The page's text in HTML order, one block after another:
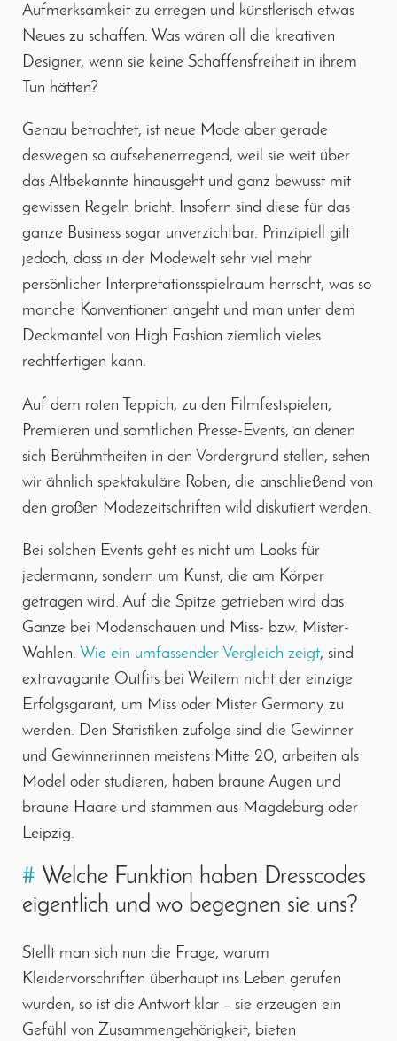
Aufmerksamkeit zu erregen und künstlerisch etwas
Neues zu schaffen. Was wären all die kreativen
Designer, wenn sie keine Schaffensfreiheit in ihrem
Tun hätten?
Genau betrachtet, ist neue Mode aber gerade
deswegen so aufsehenerregend, weil sie weit über
das Altbekannte hinausgeht und ganz bewusst mit
gewissen Regeln bricht. Insofern sind diese für das
ganze Business sogar unverzichtbar. Prinzipiell gilt
jedoch, dass in der Modewelt sehr viel mehr
persönlicher Interpretationsspielraum herrscht, was so
manche Konventionen angeht und man unter dem
Deckmantel von High Fashion ziemlich vieles
rechtfertigen kann.
Auf dem roten Teppich, zu den Filmfestspielen,
Premieren und sämtlichen Presse-Events, an denen
sich Berühmtheiten in den Vordergrund stellen, sehen
wir ähnlich spektakuläre Roben, die anschließend von
den großen Modezeitschriften wild diskutiert werden.
Bei solchen Events geht es nicht um Looks für
jedermann, sondern um Kunst, die am Körper
getragen wird. Auf die Spitze getrieben wird das
Ganze bei Modenschauen und Miss- bzw. Mister-
Wahlen. Wie ein umfassender Vergleich zeigt, sind
extravagante Outfits bei Weitem nicht der einzige
Erfolgsgarant, um Miss oder Mister Germany zu
werden. Den Statistiken zufolge sind die Gewinner
und Gewinnerinnen meistens Mitte 20, arbeiten als
Model oder studieren, haben braune Augen und
braune Haare und stammen aus Magdeburg oder
Leipzig.
# Welche Funktion haben Dresscodes
eigentlich und wo begegnen sie uns?
Stellt man sich nun die Frage, warum
Kleidervorschriften überhaupt ins Leben gerufen
wurden, so ist die Antwort klar – sie erzeugen ein
Gefühl von Zusammengehörigkeit, bieten